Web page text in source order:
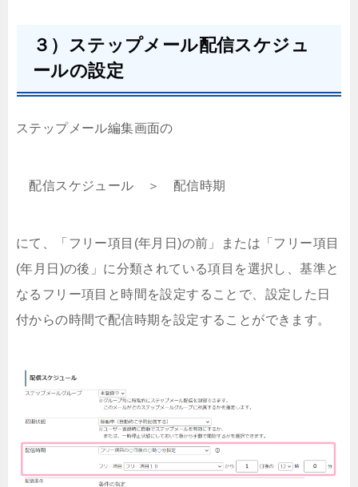
３）ステップメール配信スケジュ
ールの設定
ステップメール編集画面の
配信スケジュール ＞ 配信時期
にて、「フリー項目(年月日)の前」または「フリー項目
(年月日)の後」に分類されている項目を選択し、基準と
なるフリー項目と時間を設定することで、設定した日
付からの時間で配信時期を設定することができます。